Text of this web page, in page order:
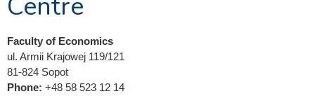
Faculty of Economics
ul. Armii Krajowej 119/121
81-824 Sopot
Phone: +48 58 523 12 14